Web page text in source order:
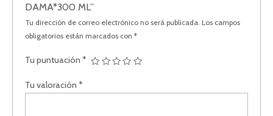
DAMA*300 ML”
Tu dirección de correo electrónico no será publicada. Los campos
obligatorios están marcados con*
Tu puntuación*
Tu valoración*